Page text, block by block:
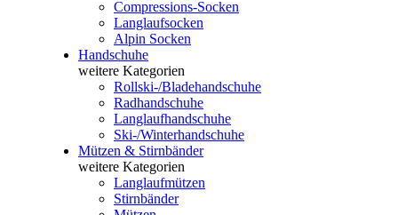
Compressions-Socken
Langlaufsocken
Alpin Socken
Handschuhe
weitere Kategorien
Rollski-/Bladehandschuhe
Radhandschuhe
Langlaufhandschuhe
Ski-/Winterhandschuhe
Mützen & Stirnbänder
weitere Kategorien
Langlaufmützen
Stirnbänder